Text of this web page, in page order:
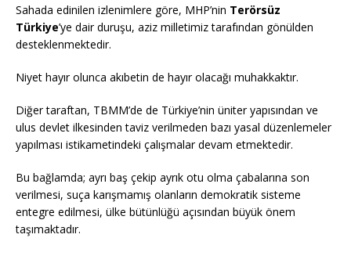
Sahada edinilen izlenimlere göre, MHP’nin Terörsüz
Türkiye’ye dair duruşu, aziz milletimiz tarafından gönülden
desteklenmektedir.
Niyet hayır olunca akıbetin de hayır olacağı muhakkaktır.
Diğer taraftan, TBMM’de de Türkiye’nin üniter yapısından ve
ulus devlet ilkesinden taviz verilmeden bazı yasal düzenlemeler
yapılması istikametindeki çalışmalar devam etmektedir.
Bu bağlamda; ayrı baş çekip ayrık otu olma çabalarına son
verilmesi, suça karışmamış olanların demokratik sisteme
entegre edilmesi, ülke bütünlüğü açısından büyük önem
taşımaktadır.